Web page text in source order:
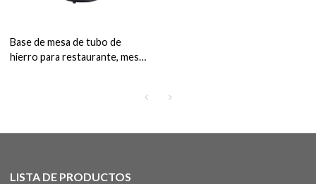
Base de mesa de tubo de
hierro para restaurante, mesa
LISTA DE PRODUCTOS